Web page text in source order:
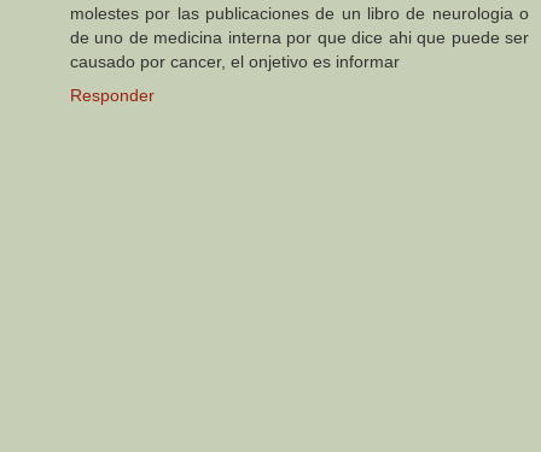
molestes por las publicaciones de un libro de neurologia o
de uno de medicina interna por que dice ahi que puede ser
causado por cancer, el onjetivo es informar
Responder